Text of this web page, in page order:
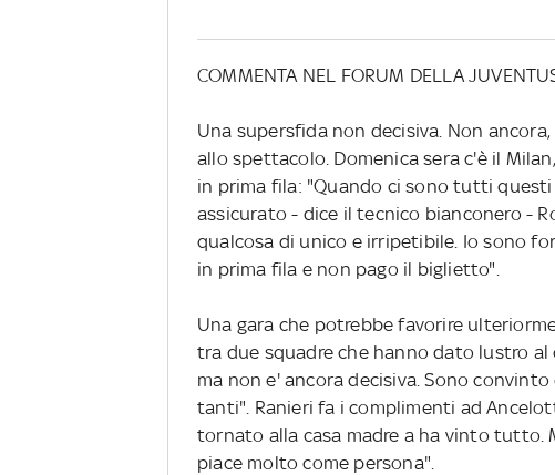
COMMENTA NEL FORUM DELLA
Una supersfida non decisiva. Non
allo spettacolo. Domenica sera c'è il
in prima fila: "Quando ci sono tutti
assicurato - dice il tecnico bianconero -
qualcosa di unico e irripetibile. Io sono
in prima fila e non pago il biglietto".
Una gara che potrebbe favorire
tra due squadre che hanno dato lustro
ma non e' ancora decisiva. Sono
tanti". Ranieri fa i complimenti ad
tornato alla casa madre a ha vinto tutto.
piace molto come persona".